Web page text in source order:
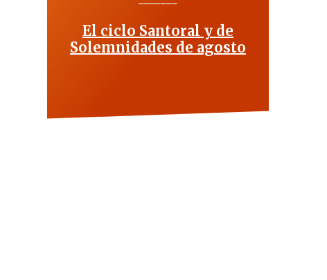
El ciclo Santoral y de
Solemnidades de agosto